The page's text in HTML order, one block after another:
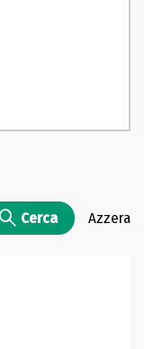
Cerca Azzera